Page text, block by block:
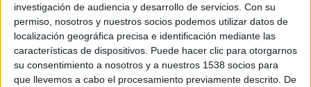
investigación de audiencia y desarrollo de servicios. Con su
permiso, nosotros y nuestros socios podemos utilizar datos de
localización geográfica precisa e identificación mediante las
características de dispositivos. Puede hacer clic para otorgarnos
su consentimiento a nosotros y a nuestros 1538 socios para
que llevemos a cabo el procesamiento previamente descrito. De